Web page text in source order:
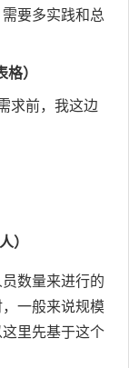
要多实践和总
）
求前，我这边
）
数量来进行的
一般来说规模
里先基于这个